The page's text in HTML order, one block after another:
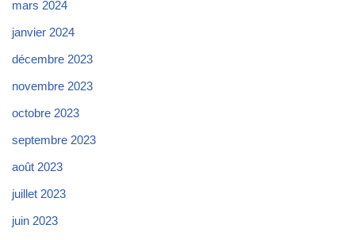
mars 2024
janvier 2024
décembre 2023
novembre 2023
octobre 2023
septembre 2023
août 2023
juillet 2023
juin 2023